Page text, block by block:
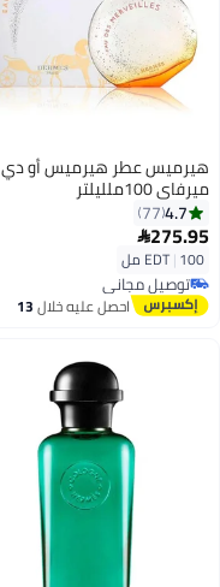
هيرميس عطر هيرميس أو دي
ميرفاي 100ملليلتر
4.7
77
275.95
EDT|100 مل
توصيل مجاني
توصيل مجانياحصل عليه خلال13